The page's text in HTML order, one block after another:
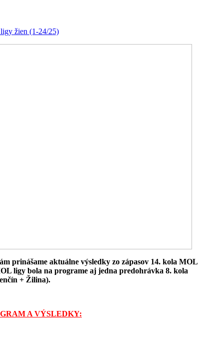
žien (1-24/25)
prinášame aktuálne výsledky zo zápasov 14. kola MOL
ligy bola na programe aj jedna predohrávka 8. kola
+ Žilina).
A VÝSLEDKY: